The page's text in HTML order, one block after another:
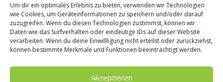
Um dir ein optimales Erlebnis zu bieten, verwenden wir Technologien
wie Cookies, um Geräteinformationen zu speichern und/oder darauf
zuzugreifen. Wenn du diesen Technologien zustimmst, können wir
Daten wie das Surfverhalten oder eindeutige IDs auf dieser Website
verarbeiten. Wenn du deine Einwillligung nicht erteilst oder zurückziehst,
können bestimmte Merkmale und Funktionen beeinträchtigt werden.
Akzeptieren
MAUI eröffnet neue
Sommerterrasse im
Ludwigpalais
27. Juli 2026
50 Best Discovery präsentiert
globales Update 2026
17. Juli 2026